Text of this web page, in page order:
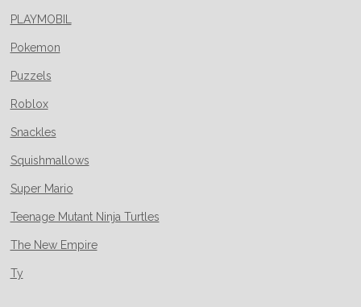
PLAYMOBIL
Pokemon
Puzzels
Roblox
Snackles
Squishmallows
Super Mario
Teenage Mutant Ninja Turtles
The New Empire
Ty